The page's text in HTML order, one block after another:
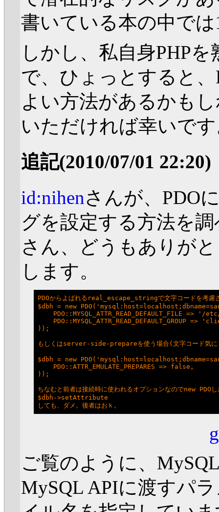
書いている本の中で
しかし、私自身PHP
で、ひょっとすると
よい方法があるかも
いただければ幸いで
追記(2010/07/01 22:20)
id:nihenさんが、PDO
グを設定する方法を
さん、どうもありが
します。
PDOからよばれるreal_escape_stringで文字コードを考慮
$dbh = new
PDO::MYSQL_ATTR_READ_DEFAULT_FILE => '/
PDO::MYSQL_ATTR_READ_DEFAULT_GROUP =>
));
もしくはserver-side-prepareを使う場合(文字コード気に
$dbh = new
    PDO::ATTR_EMULATE_PREPARES => false,
));
ちなむと前者は接続時に使われるオプションなのでnew PDO
$dbh->setAttribute
ご覧のように、
MySQL APIに渡すパ